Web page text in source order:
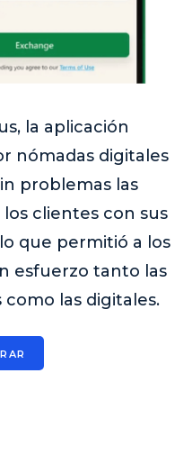
la aplicación
nómadas digitales
problemas las
clientes con sus
que permitió a los
esfuerzo tanto las
las digitales.